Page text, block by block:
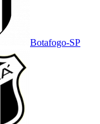
Botafogo-SP